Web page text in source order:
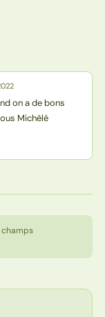
on a de bons
Michèlé